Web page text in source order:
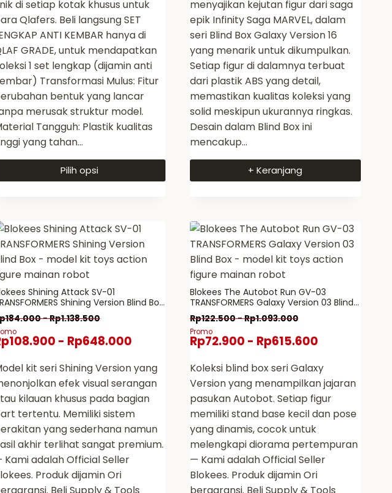
di setiap kotak khusus untuk
Qlafers. Beli langsung SET
ANTI KEMBAR hanya di
GRADE, untuk mendapatkan
1 set lengkap (dijamin anti
Transformasi Mulus: Fitur
bentuk yang lancar
merusak struktur model.
Tangguh: Plastik kualitas
yang tahan…
Pilih opsi
menyajikan kejutan figur dari saga
epik Infinity Saga MARVEL, dalam
seri Blind Box Galaxy Version 16
yang menarik untuk dikumpulkan.
Setiap figur di dalamnya terbuat
dari plastik ABS yang detail,
memastikan kualitas koleksi yang
solid meskipun ukurannya ringkas.
Desain dalam Blind Box ini
mencakup…
+ Keranjang
Shining Attack SV-01
Shining Version Blind Box
model kit toys action figure mainan
184.000-Rp1.138.500
108.900 - Rp648.000
kit seri Shining Version yang
efek visual serangan
kilauan khusus pada bagian
tertentu. Memiliki sistem
yang sederhana namun
akhir terlihat sangat premium.
Kami adalah Official Seller
Produk dijamin Ori
Blokees The Autobot Run GV-03
TRANSFORMERS Galaxy Version 03 Blind
Box – model kit toys action figure
mainan robot
Rp122.500-Rp1.093.000
Promo
Rp72.900 - Rp615.600
Koleksi blind box seri Galaxy
Version yang menampilkan jajaran
pasukan Autobot. Setiap figur
memiliki stand base kecil dan pose
yang dinamis, cocok untuk
melengkapi diorama pertempuran
— Kami adalah Official Seller
Blokees. Produk dijamin Ori